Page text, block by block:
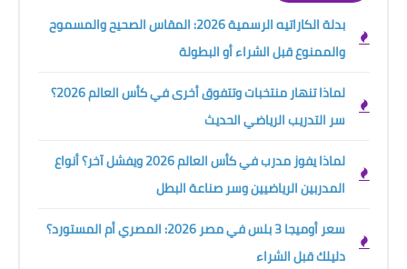
بدلة الكاراتيه الرسمية 2026: المقاس الصحيح والمسموح
والممنوع قبل الشراء أو البطولة
لماذا تنهار منتخبات وتتفوق أخرى في كأس العالم 2026؟
سر التدريب الرياضي الحديث
لماذا يفوز مدرب في كأس العالم 2026 ويفشل آخر؟ أنواع
المدربين الرياضيين وسر صناعة البطل
سعر أوميجا 3 بلس في مصر 2026: المصري أم المستورد؟
دليلك قبل الشراء